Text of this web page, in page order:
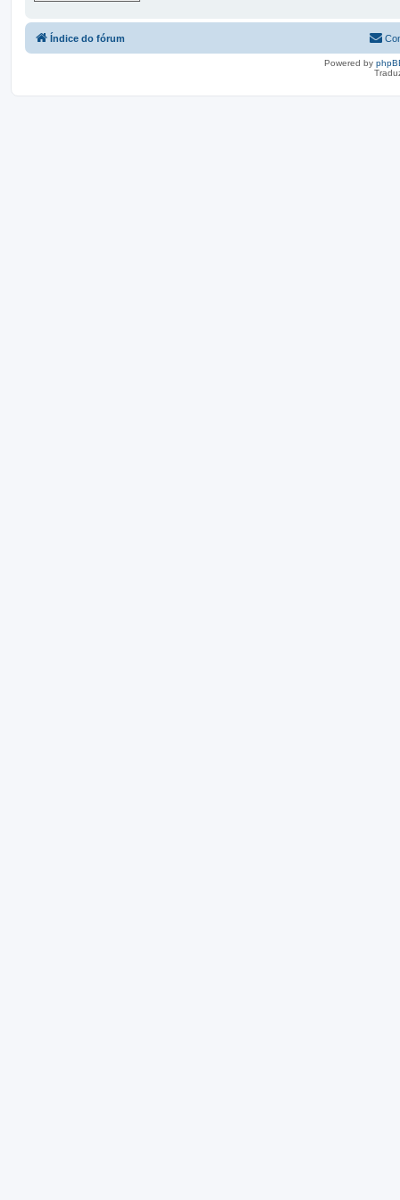
Índice do fórum
Powered by